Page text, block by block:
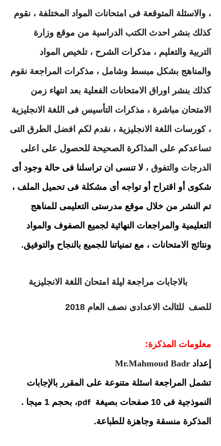
، والاسئلة المتوقعة فى امتحانات المواد المختلفة ، نقوم
كذلك بنشر احدث الكتب الدراسية من موقع وزارة
التربية والتعليم ، مذكرات الشرح ، تلخيص المواد
والمناهج بشكل مبسط وشامل ، مذكرات المراجعة نقوم
كذلك بنشر اوراق الامتحانات الفعلية بعد انتهاء زمن
الامتحان مباشرة ، مذكرات التأسيس فى اللغة الانجليزية
، كورسات اللغة الانجليزية ، نقدم لكم افضل الطرق التى
تساعدكم على المذاكرة الصحيحة للحصول على اعلى
الدرجات والتفوق ، لا تنسى ان تراسلنا فى حالة وجود أى
شكوى أو اقتراح أو تواجه أى مشكلة فى تحميل الملف ،
تم النشر من خلال موقع مدرستى التعليمى للمناهج
التعليمية والمراجعات النهائية لجميع الصفوف والمواد
ونتائج الامتحانات ، مع تمنياتنا للجميع بالنجاح والتوفيق.
بالاجابات مراجعة ليلة امتحان اللغة الانجليزية
للصف للثالث الاعدادى نصف العام 2018
معلومات المذكرة:
إعداد Mr.Mahmoud Badr
تشمل المراجعة اسئلة متنوعة على المقرر بالإجابات
النموذجية فى 10 صفحات بصيغة
pdf، بحجم 1 ميجا .
المذكرة منسقة وجاهزة للطباعة.